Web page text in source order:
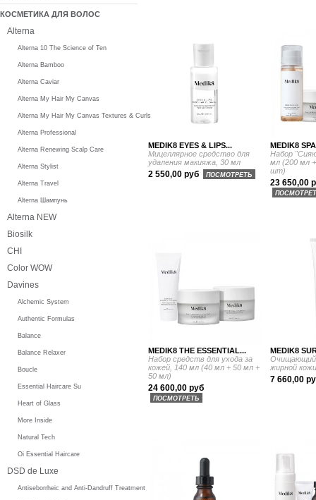
MEDIK8 EYES & LIPS...
Мицеллярное средство для
удаления макияжа, 30 мл
2 550,00 руб ПОСМОТРЕТЬ
MEDIK8
Набор
мл (200 мл
шт)
23 650,00
MEDIK8 THE ESSENTIAL...
Набор средств для ухода за
кожей, 140 мл (40 мл + 50 мл +
50 мл)
24 600,00 руб
ПОСМОТРЕТЬ
MEDIK8
Очищающий
жирной
7 660,00
КОСМЕТИКА ДЛЯ ВОЛОС
Alterna
Alterna 10 The Science of Ten
Alterna Bamboo
Alterna Caviar
Alterna My Hair My Canvas
Alterna My Hair My Canvas Textures & Curls
Alterna Professional
Alterna Renewing Scalp Care
Alterna Stylist
Alterna Travel
Alterna Шампунь
Alterna NEW
Biosilk
CHI
Color WOW
Davines
Alchemic System
Authentic Formulas
Balance
Balance Relaxer
Boucle
Essential Haircare Su
Heart of Glass
More Inside
Natural Tech
Oi Essential Haircare
DSD de Luxe
Antiseborrheic and Anti-Dandruff Treatment